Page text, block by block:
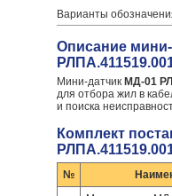
Варианты
Описание
Мини-датчик МД-01
для отбора жил в
и поиска
Комплект
№